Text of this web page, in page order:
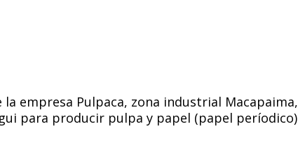
la empresa Pulpaca, zona industrial Macapaima,
para producir pulpa y papel (papel períodico)